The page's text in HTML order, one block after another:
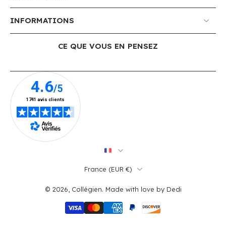
INFORMATIONS
CE QUE VOUS EN PENSEZ
France ‎(EUR €)‎
© 2026, Collégien. Made with love by Dedi